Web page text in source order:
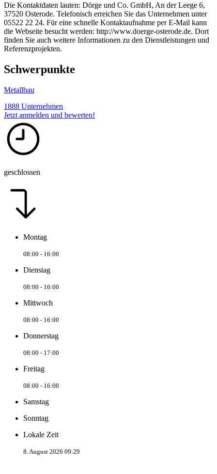
Die Kontaktdaten lauten: Dörge und Co. GmbH, An der Leege 6,
37520 Osterode. Telefonisch erreichen Sie das Unternehmen unter
05522 22 24. Für eine schnelle Kontaktaufnahme per E-Mail kann
die Webseite besucht werden: http://www.doerge-osterode.de. Dort
finden Sie auch weitere Informationen zu den Dienstleistungen und
Referenzprojekten.
Schwerpunkte
Metallbau
1888 Unternehmen
Jetzt anmelden und bewerten!
geschlossen
Montag
08:00 - 16:00
Dienstag
08:00 - 16:00
Mittwoch
08:00 - 16:00
Donnerstag
08:00 - 17:00
Freitag
08:00 - 16:00
Samstag
Sonntag
Lokale Zeit
8. August 2026 09:29